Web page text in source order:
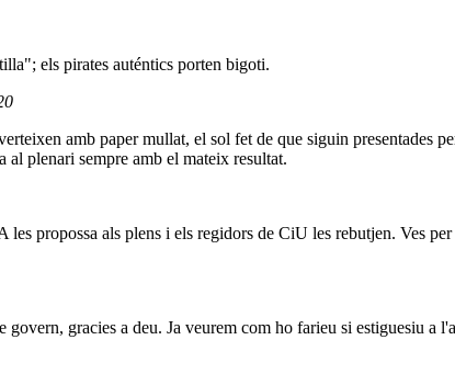
els pirates auténtics porten bigoti.
amb paper mullat, el sol fet de que siguin presentades
al plenari sempre amb el mateix resultat.
propossa als plens i els regidors de CiU les rebutjen. Ves
govern, gracies a deu. Ja veurem com ho farieu si estiguesiu a